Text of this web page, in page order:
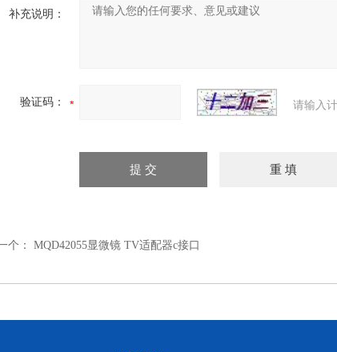
补充说明：
验证码： 请输入
个： MQD42055显微镜 TV适配器c接口